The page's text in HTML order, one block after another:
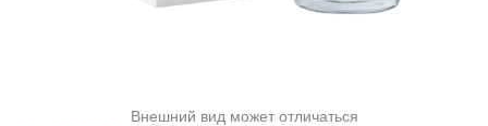
Внешний вид может отличаться